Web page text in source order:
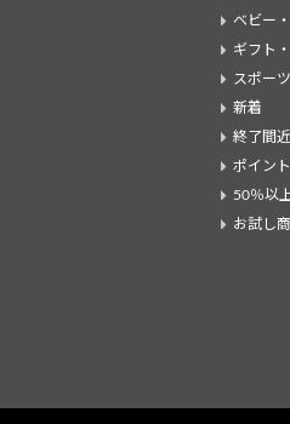
ベビー
ギフト
スポー
新着
終了間近
ポイン
50％以
お試し